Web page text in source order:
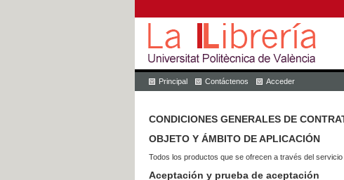
Principal Contáctenos Acceder
CONDICIONES GENERALES DE
OBJETO Y ÁMBITO DE APLICACIÓN
Todos los productos que se ofrecen a través del
Aceptación y prueba de aceptación